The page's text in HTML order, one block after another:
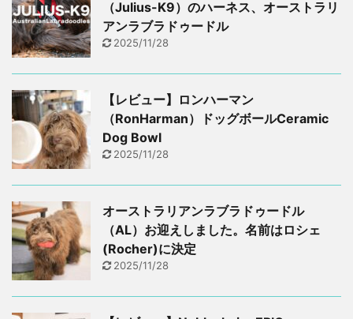
（Julius-K9）のハーネス、オーストラリ
アンラブラドゥードル
2025/11/28
【レビュー】ロンハーマン
（RonHarman）ドッグボールCeramic
Dog Bowl
2025/11/28
オーストラリアンラブラドゥードル
（AL）お迎えしました。名前はロシェ
(Rocher)に決定
2025/11/28